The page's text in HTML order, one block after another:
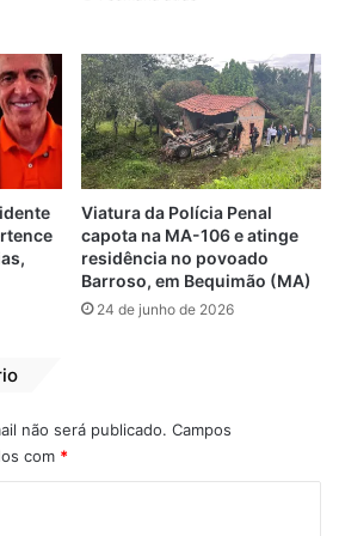
Professora é presa
acusada pela morte
de empresária no
MA
1 de abril de 2020
Em "PINHEIRO-MA"
Viatura da Polícia Penal
capota na MA-106 e atinge
residência no povoado
Barroso, em Bequimão (MA)
24 de junho de 2026
não será publicado. Campos
com *